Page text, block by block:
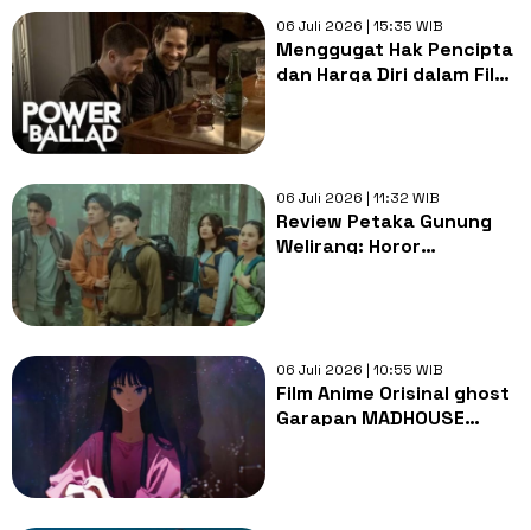
06 Juli 2026 | 15:35 WIB
Menggugat Hak Pencipta
dan Harga Diri dalam Film
06 Juli 2026 | 11:32 WIB
Review Petaka Gunung
Welirang: Horor
06 Juli 2026 | 10:55 WIB
Film Anime Orisinal ghost
Garapan MADHOUSE